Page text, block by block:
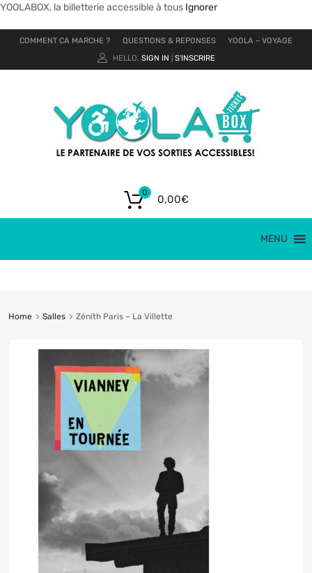
YOOLABOX, la billetterie accessible à tous Ignorer
COMMENT CA MARCHE ? QUESTIONS & REPONSES
YOOLA – VOYAGE
HELLO. SIGN IN S'INSCRIRE
0,00€
0
MENU
Home Salles Zénith Paris – La Villette